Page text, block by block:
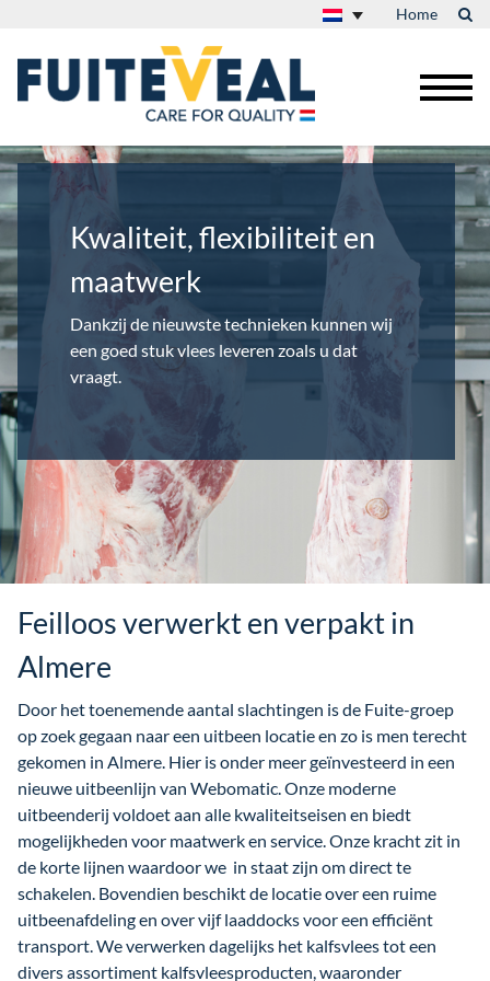
Home
Kwaliteit, flexibiliteit en
maatwerk
Dankzij de nieuwste technieken kunnen wij
een goed stuk vlees leveren zoals u dat
vraagt.
Feilloos verwerkt en verpakt in
Almere
Door het toenemende aantal slachtingen is de Fuite-groep
op zoek gegaan naar een uitbeen locatie en zo is men terecht
gekomen in Almere. Hier is onder meer geïnvesteerd in een
nieuwe uitbeenlijn van Webomatic. Onze moderne
uitbeenderij voldoet aan alle kwaliteitseisen en biedt
mogelijkheden voor maatwerk en service. Onze kracht zit in
de korte lijnen waardoor we in staat zijn om direct te
schakelen. Bovendien beschikt de locatie over een ruime
uitbeenafdeling en over vijf laaddocks voor een efficiënt
transport. We verwerken dagelijks het kalfsvlees tot een
divers assortiment kalfsvleesproducten, waaronder